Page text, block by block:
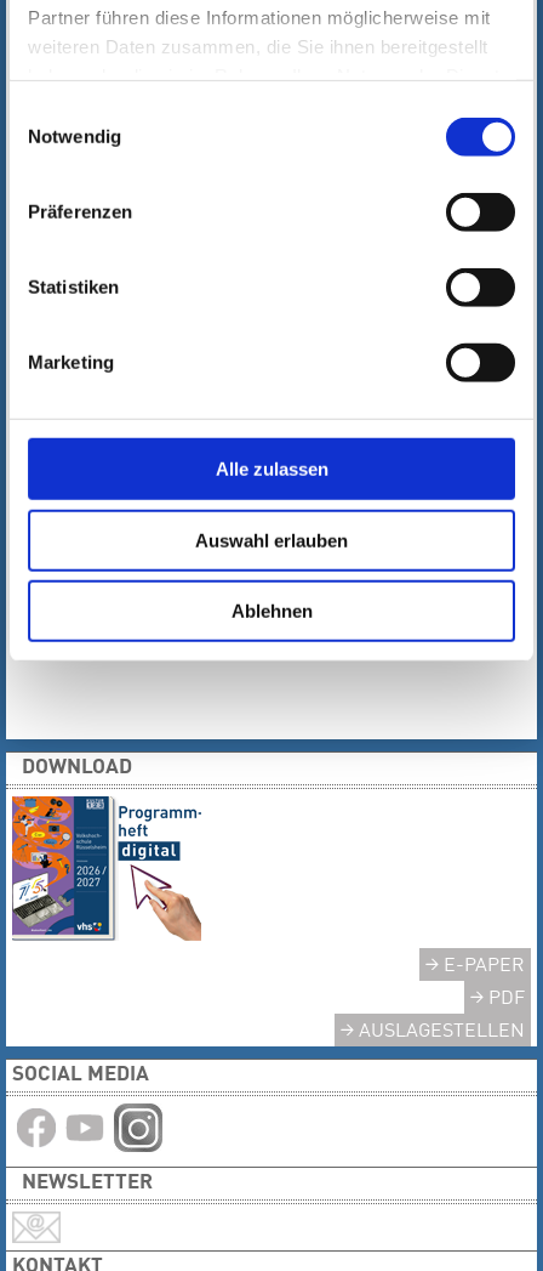
Partner führen diese Informationen möglicherweise mit
weiteren Daten zusammen, die Sie ihnen bereitgestellt
Datenschutzhinweise
Notwendig
Präferenzen
Statistiken
Marketing
Alle zulassen
Auswahl erlauben
Ablehnen
DOWNLOAD
E-PAPER
PDF
AUSLAGESTELLEN
SOCIAL MEDIA
NEWSLETTER
KONTAKT